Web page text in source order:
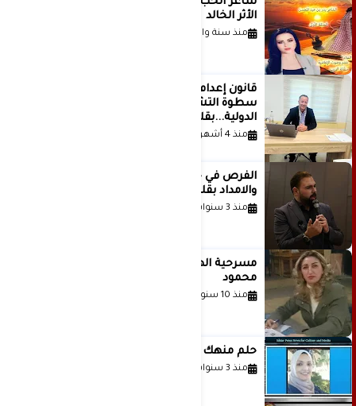
الأثر الخالد
منذ سنة واحدة
قانون إعدام الأسرى الفلسطينيين: بين
سطوة التشريع وانهيار منظومة العدالة
الدولية...بقلم الدكتور وسيم وني
منذ 4 أشهر
والامداد بقلم د. عبادة دعدوش
منذ 3 سنوات
مسرحية الهمزة للمبدعة الاستاذة غادة
محمود
منذ 10 سنوات
حلم منهك للشاعرة رانيا فخري موسى
منذ 3 سنوات